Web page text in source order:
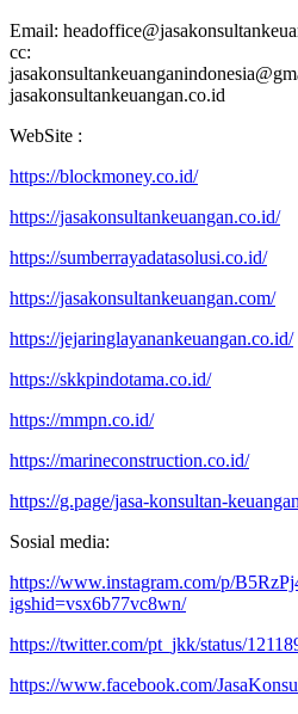
Email:
cc:
jasakonsultankeuangan.co.id
WebSite :
https://blockmoney.co.id/
https://jasakonsultankeuangan.co.id/
https://sumberrayadatasolusi.co.id/
https://jasakonsultankeuangan.com/
https://jejaringlayanankeuangan.co.id/
https://skkpindotama.co.id/
https://mmpn.co.id/
https://marineconstruction.co.id/
https://g.page/jasa-konsultan-
Sosial media:
https://www.instagram.com/p/
igshid=vsx6b77vc8wn/
https://twitter.com/pt_jkk/status/
https://www.facebook.com/